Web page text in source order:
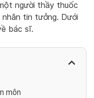
người thầy thuốc
tin tưởng. Dưới
bác sĩ.
môn